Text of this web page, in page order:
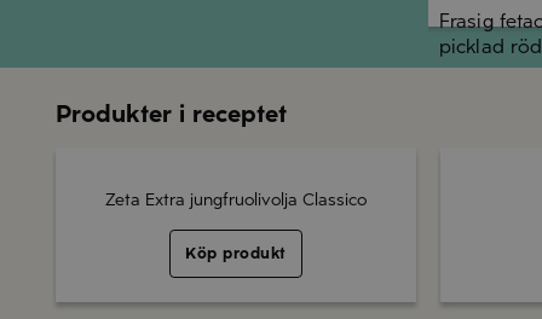
Frasig
picklad
Produkter i receptet
Zeta Extra jungfruolivolja Classico
Köp produkt